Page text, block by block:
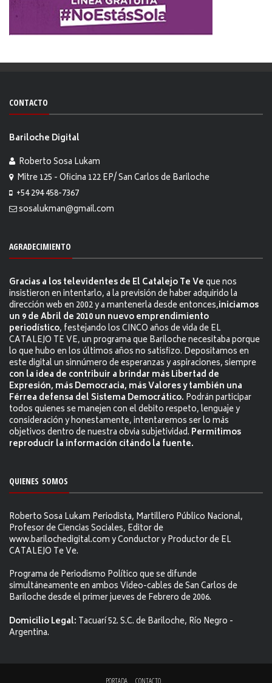
CONTACTO
Bariloche Digital
Roberto Sosa Lukam
Mitre 125 - Oficina 122 EP/ San Carlos de Bariloche
+54 294 458-7367
sosalukman@gmail.com
AGRADECIMIENTO
Gracias a los televidentes de El Catalejo Te Veque nos
insistieron en intentarlo, a la previsión de haber adquirido la
dirección web en 2002 y a mantenerla desde entonces,iniciamos
un 9 de Abril de 2010 un nuevo emprendimiento
periodístico, festejando los CINCO años de vida de EL
CATALEJO TE VE, un programa que Bariloche necesitaba porque
lo que hubo en los últimos años no satisfizo. Depositamos en
este digital un sinnúmero de esperanzas y aspiraciones, siempre
con la idea de contribuir a brindar más Libertad de
Expresión, más Democracia, más Valores y también una
Férrea defensa del Sistema Democrático. Podrán participar
todos quienes se manejen con el debito respeto, lenguaje y
consideración y honestamente, intentaremos ser lo más
objetivos dentro de nuestra obvia subjetividad. Permitimos
reproducir la información citándo la fuente.
QUIENES SOMOS
Roberto Sosa Lukam Periodista, Martillero Público Nacional,
Profesor de Ciencias Sociales, Editor de
www.barilochedigital.com y Conductor y Productor de EL
CATALEJO Te Ve.
Programa de Periodismo Político que se difunde
simultáneamente en ambos Video-cables de San Carlos de
Bariloche desde el primer jueves de Febrero de 2006.
Domicilio Legal: Tacuarí 52. S.C. de Bariloche, Río Negro -
Argentina.
PORTADA CONTACTO